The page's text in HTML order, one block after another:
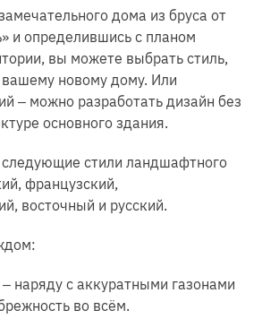
дома из бруса от
и определившись с планом
вы можете выбрать стиль,
новому дому. Или
‒ можно разработать дизайн без
основного здания.
стили ландшафтного
французский,
восточный и русский.
наряду с аккуратными газонами
во всём.